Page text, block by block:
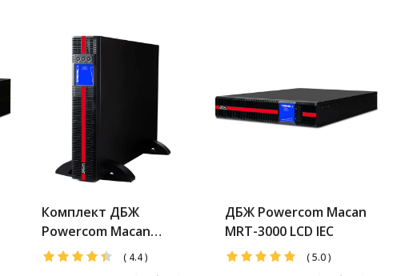
Комплект ДБЖ
Powercom Macan
MRT-3000 LCD +
( 4.4)
ДБЖ Powercom Macan
MRT-3000 LCD IEC
(5.0)